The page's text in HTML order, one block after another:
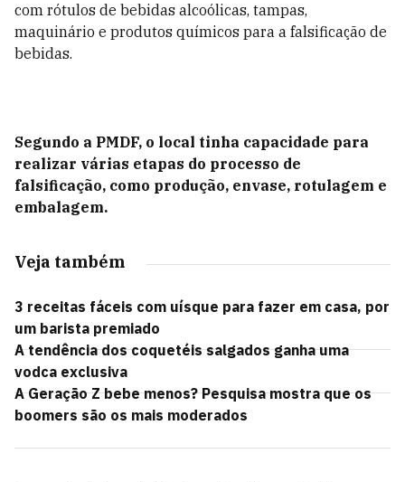
com rótulos de bebidas alcoólicas, tampas,
maquinário e produtos químicos para a falsificação de
bebidas.
Segundo a PMDF, o local tinha capacidade para
realizar várias etapas do processo de
falsificação, como produção, envase, rotulagem e
embalagem.
Veja também
3 receitas fáceis com uísque para fazer em casa, por
um barista premiado
A tendência dos coquetéis salgados ganha uma
vodca exclusiva
A Geração Z bebe menos? Pesquisa mostra que os
boomers são os mais moderados